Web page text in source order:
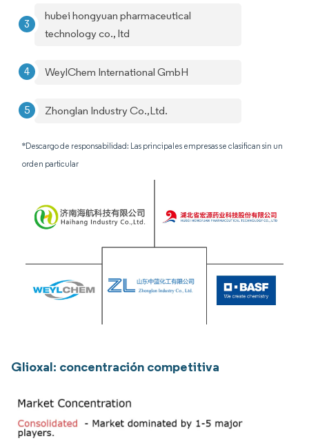
hubei hongyuan pharmaceutical
technology co., ltd
WeylChem International GmbH
Zhonglan Industry Co.,Ltd.
*Descargo de responsabilidad: Las principales empresas se clasifican sin un
orden particular
Glioxal: concentración competitiva